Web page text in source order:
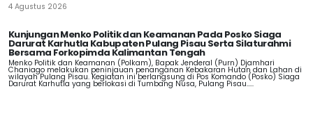
4 Agustus 2026
Kunjungan Menko Politik dan Keamanan Pada Posko Siaga
Darurat Karhutla Kabupaten Pulang Pisau Serta Silaturahmi
Bersama Forkopimda Kalimantan Tengah
Menko Politik dan Keamanan (Polkam), Bapak Jenderal (Purn) Djamhari
Chaniago melakukan peninjauan penanganan Kebakaran Hutan dan Lahan di
wilayah Pulang Pisau. Kegiatan ini berlangsung di Pos Komando (Posko) Siaga
Darurat Karhutla yang berlokasi di Tumbang Nusa, Pulang Pisau.....